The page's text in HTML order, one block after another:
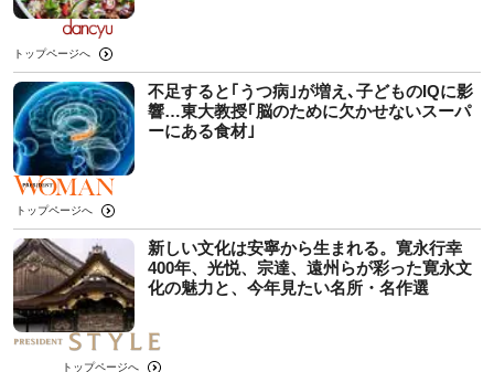
トップページへ
不足すると｢うつ病｣が増え､子どものIQに影
響…東大教授｢脳のために欠かせないスーパ
ーにある食材｣
トップページへ
新しい文化は安寧から生まれる。寛永行幸
400年、光悦、宗達、遠州らが彩った寛永文
化の魅力と、今年見たい名所・名作選
トップページへ